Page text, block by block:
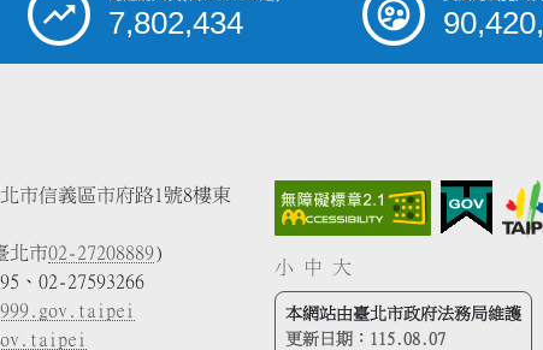
7,802,434
市信義區市府路1號8樓東
北市02-27208889)
、02-27593266
小 中 大
本網站由臺北市政府法務局維護
更新日期： 115.08.07